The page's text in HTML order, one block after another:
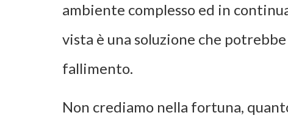
ambiente complesso ed in
vista è una soluzione che
fallimento.
Non crediamo nella fortuna,